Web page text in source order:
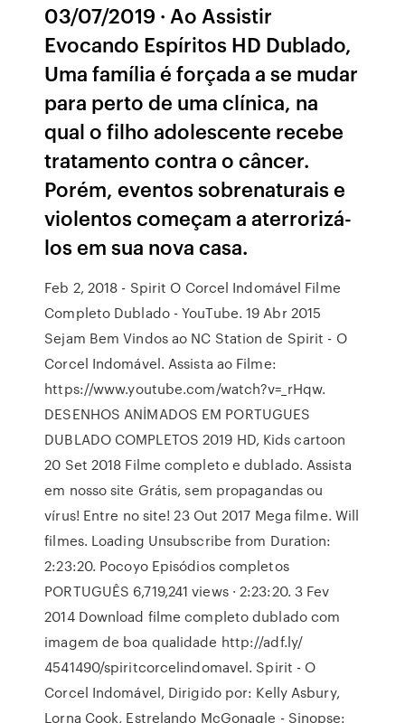
03/07/2019 · Ao Assistir
Evocando Espíritos HD Dublado,
Uma família é forçada a se mudar
para perto de uma clínica, na
qual o filho adolescente recebe
tratamento contra o câncer.
Porém, eventos sobrenaturais e
violentos começam a aterrorizá-
los em sua nova casa.
Feb 2, 2018 - Spirit O Corcel Indomável Filme
Completo Dublado - YouTube. 19 Abr 2015
Sejam Bem Vindos ao NC Station de Spirit - O
Corcel Indomável. Assista ao Filme:
https://www.youtube.com/watch?v=_rHqw.
DESENHOS ANİMADOS EM PORTUGUES
DUBLADO COMPLETOS 2019 HD, Kids cartoon
20 Set 2018 Filme completo e dublado. Assista
em nosso site Grátis, sem propagandas ou
vírus! Entre no site! 23 Out 2017 Mega filme. Will
filmes. Loading Unsubscribe from Duration:
2:23:20. Pocoyo Episódios completos
PORTUGUÊS 6,719,241 views · 2:23:20. 3 Fev
2014 Download filme completo dublado com
imagem de boa qualidade http://adf.ly/
4541490/spiritcorcelindomavel. Spirit - O
Corcel Indomável, Dirigido por: Kelly Asbury,
Lorna Cook, Estrelando McGonagle - Sinopse: